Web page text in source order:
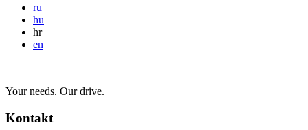
ru
hu
hr
en
Your needs. Our drive.
Kontakt